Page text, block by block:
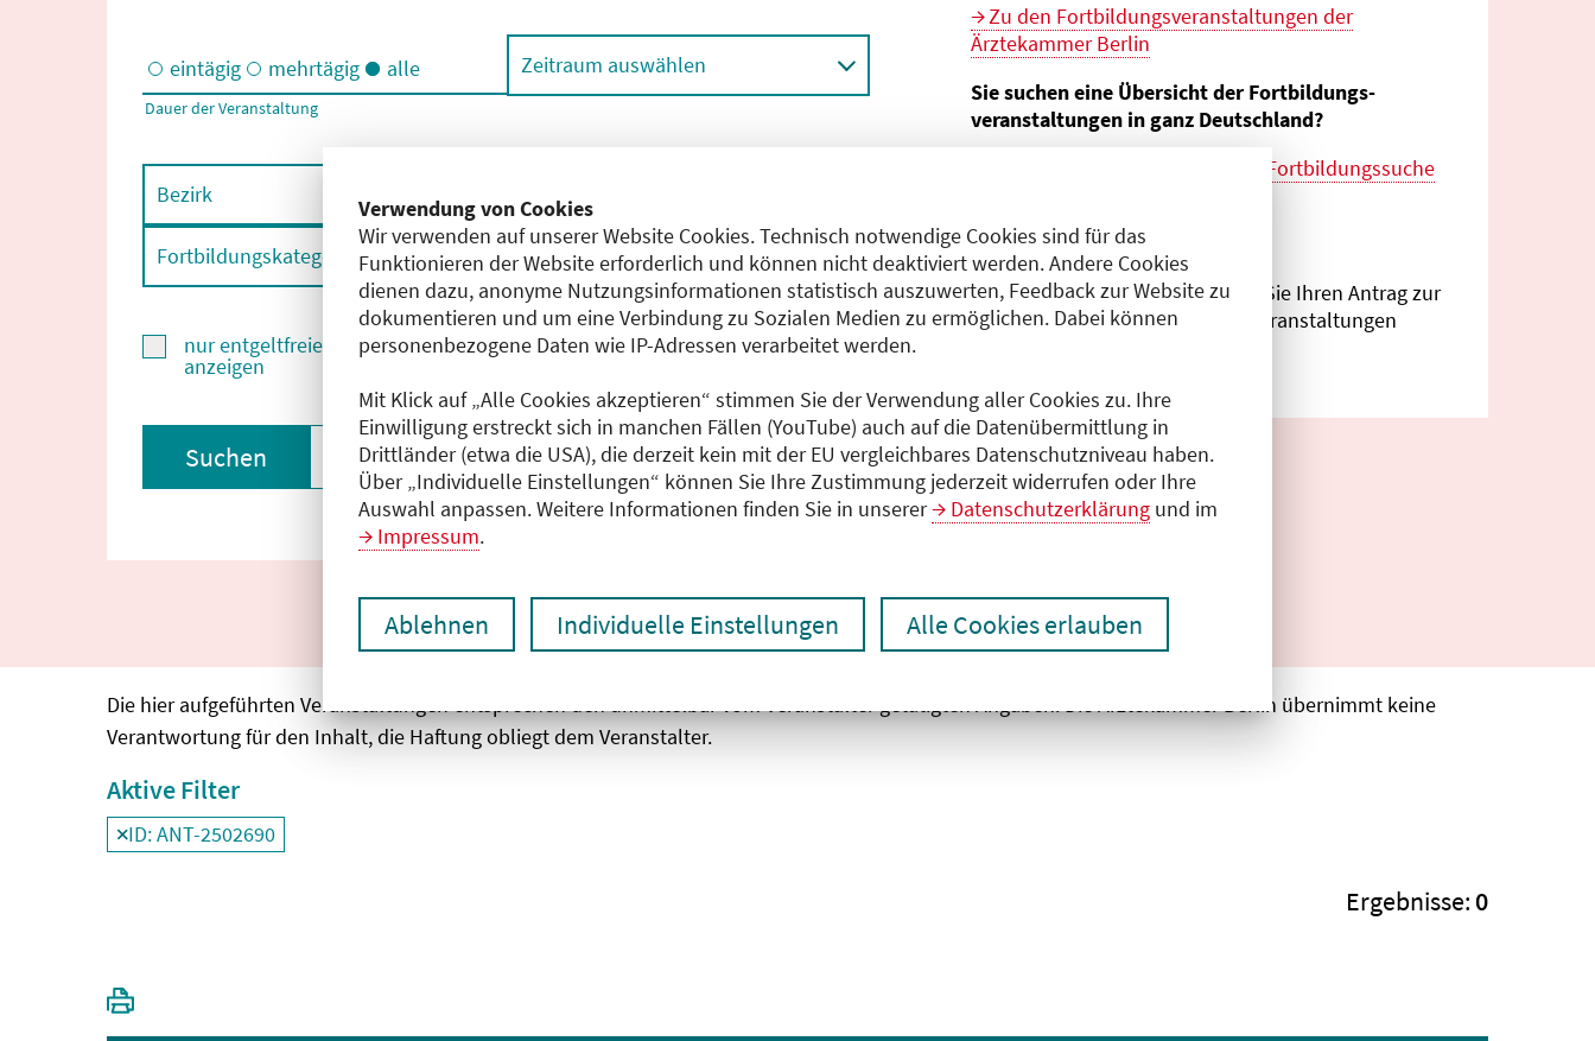
Verwendung von Cookies
Wir verwenden auf unserer Website Cookies. Technisch notwendige Cookies sind für das
Funktionieren der Website erforderlich und können nicht deaktiviert werden. Andere Cookies
dienen dazu, anonyme Nutzungsinformationen statistisch auszuwerten, Feedback zur Website zu
dokumentieren und um eine Verbindung zu Sozialen Medien zu ermöglichen. Dabei können
personenbezogene Daten wie IP-Adressen verarbeitet werden.
Mit Klick auf „Alle Cookies akzeptieren“ stimmen Sie der Verwendung aller Cookies zu. Ihre
Einwilligung erstreckt sich in manchen Fällen (YouTube) auch auf die Datenübermittlung in
Drittländer (etwa die USA), die derzeit kein mit der EU vergleichbares Datenschutzniveau haben.
Über „Individuelle Einstellungen“ können Sie Ihre Zustimmung jederzeit widerrufen oder Ihre
Auswahl anpassen. Weitere Informationen finden Sie in unserer
Datenschutzerklärung und im
Impressum.
Ablehnen Individuelle Einstellungen Alle Cookies erlauben
Eintägige und/oder mehrtägige Veranstaltungen
eintägig mehrtägig alle
Dauer der Veranstaltung
Zeitraum auswählen
Bezirk
Fortbildungskategorie Fachgebiet
nur entgeltfreie Fortbildungen
anzeigen
Suchen Filter zurücksetzen Ergebnisse drucken
Zu den Fortbildungs­veranstaltungen der
Ärztekammer Berlin
Sie suchen eine Übersicht der Fortbildungs­
veranstaltungen in ganz Deutschland?
bundes­weiten Fortbildungs­suche
Sie sind Veranstalter?
Im
CME-Antragsportalkönnen Sie Ihren Antrag zur
Anerkennung von Fortbildungs­veranstaltungen
Die hier aufgeführten Veranstaltungen entsprechen den unmittelbar vom Veranstalter getätigten Angaben. Die Ärztekammer Berlin übernimmt keine
Verantwortung für den Inhalt, die Haftung obliegt dem Veranstalter.
Aktive Filter
Filter
ID: ANT-2502690
deaktivieren und Suchergebnisse neu laden
Ergebnisse:0